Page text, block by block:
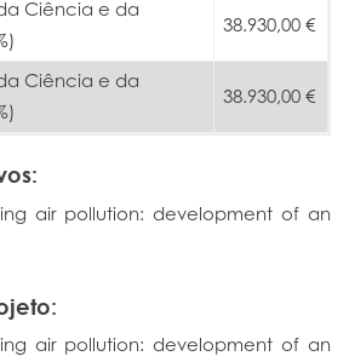
Ciência e da
38.930,00 €
Ciência e da
38.930,00 €
air pollution: development of an
air pollution: development of an